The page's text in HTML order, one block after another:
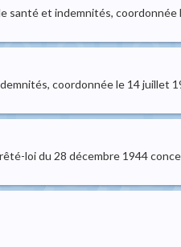
santé et indemnités, coordonnée
coordonnée le 14 juillet
loi du 28 décembre 1944